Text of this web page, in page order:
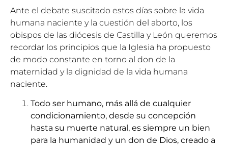
Ante el debate suscitado estos días sobre la vida
humana naciente y la cuestión del aborto, los
obispos de las diócesis de Castilla y León queremos
recordar los principios que la Iglesia ha propuesto
de modo constante en torno al don de la
maternidad y la dignidad de la vida humana
naciente.
Todo ser humano, más allá de cualquier
condicionamiento, desde su concepción
hasta su muerte natural, es siempre un bien
para la humanidad y un don de Dios, creado a